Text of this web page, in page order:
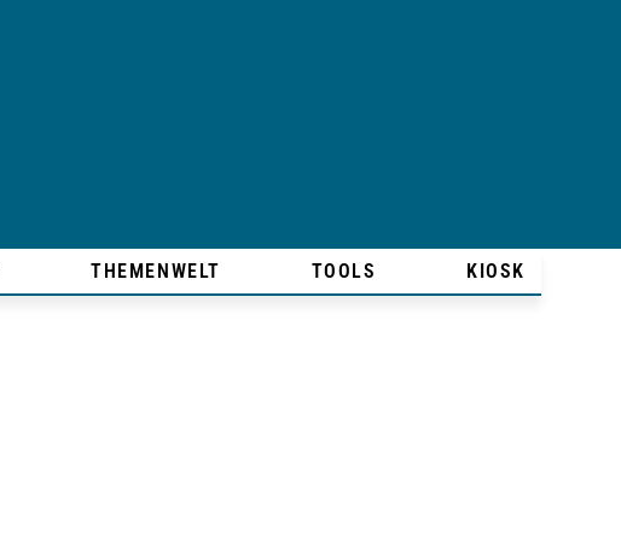
THEMENWELT TOOLS KIOSK